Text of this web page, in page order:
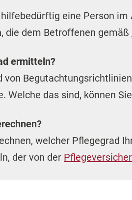
eine Person
die dem Betroffenen gemäß
ermitteln?
von
Welche das sind, können Sie
welcher Pflegegrad
der von der